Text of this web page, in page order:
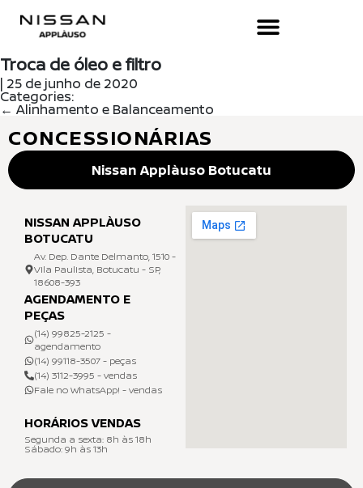
Troca de óleo e filtro
| 25 de junho de 2020
Categories:
← Alinhamento e Balanceamento
CONCESSIONÁRIAS
Nissan Applàuso Botucatu
NISSAN APPLÀUSO
BOTUCATU
Av. Dep. Dante Delmanto, 1510 -
Vila Paulista, Botucatu - SP,
18608-393
AGENDAMENTO E
PEÇAS
(14) 99825-2125 -
agendamento
(14) 99118-3507 - peças
(14) 3112-3995 - vendas
Fale no WhatsApp! - vendas
HORÁRIOS VENDAS
Segunda a sexta: 8h às 18h
Sábado: 9h às 13h